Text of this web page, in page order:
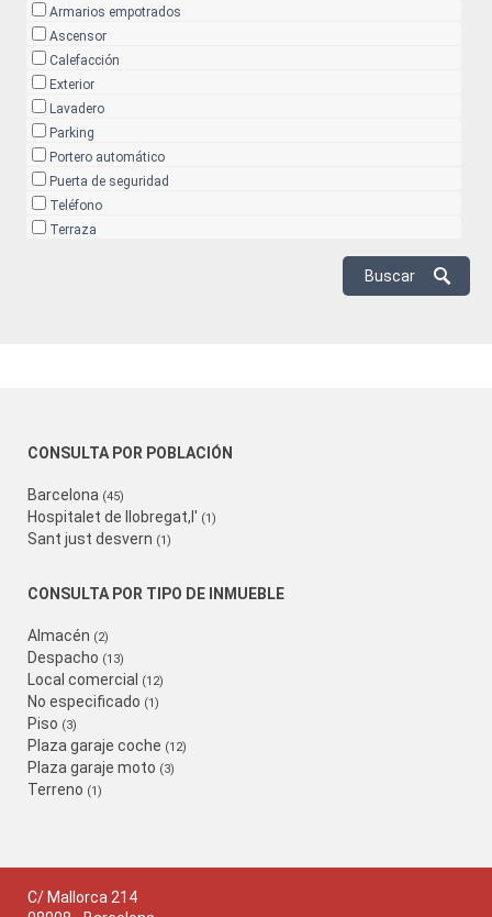
Armarios empotrados
Ascensor
Calefacción
Exterior
Lavadero
Parking
Portero automático
Puerta de seguridad
Teléfono
Terraza
CONSULTA POR POBLACIÓN
Barcelona (45)
Hospitalet de llobregat,l' (1)
Sant just desvern (1)
CONSULTA POR TIPO DE INMUEBLE
Almacén (2)
Despacho (13)
Local comercial (12)
No especificado (1)
Piso (3)
Plaza garaje coche (12)
Plaza garaje moto (3)
Terreno (1)
C/ Mallorca 214